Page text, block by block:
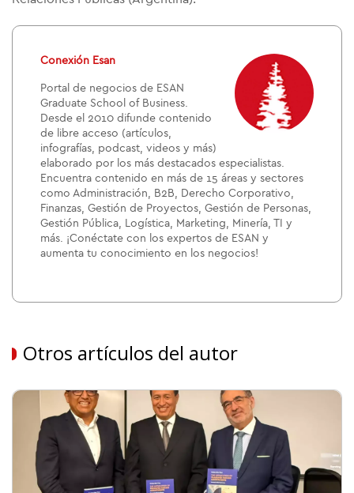
Conexión Esan
Portal de negocios de ESAN
Graduate School of Business.
Desde el 2010 difunde contenido
de libre acceso (artículos,
infografías, podcast, videos y más)
elaborado por los más destacados especialistas.
Encuentra contenido en más de 15 áreas y sectores
como Administración, B2B, Derecho Corporativo,
Finanzas, Gestión de Proyectos, Gestión de Personas,
Gestión Pública, Logística, Marketing, Minería, TI y
más. ¡Conéctate con los expertos de ESAN y
aumenta tu conocimiento en los negocios!
Otros artículos del autor